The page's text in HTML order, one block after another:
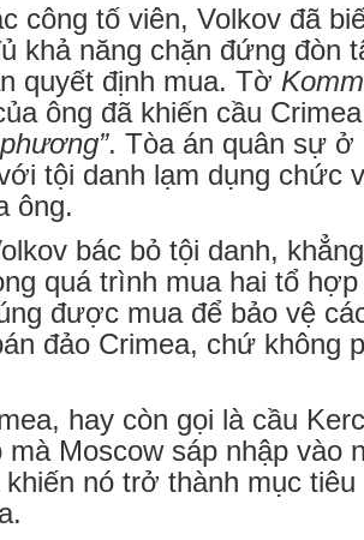
công tố viên, Volkov đã
khả năng chặn đứng đòn
quyết định mua. Tờ
ông đã khiến cầu
. Tòa án quân sự ở
tội danh lạm dụng chức
ông.
bác bỏ tội danh,
quá trình mua hai tổ
được mua để bảo vệ
đảo Crimea, chứ không
hay còn gọi là cầu
mà Moscow sáp nhập vào
nó trở thành mục